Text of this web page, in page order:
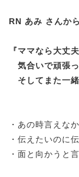
RN あみ さんか
『ママなら大丈夫
気合いで頑張っ
そしてまた一緒
・あの時言えな
・伝えたいのに
・面と向かう